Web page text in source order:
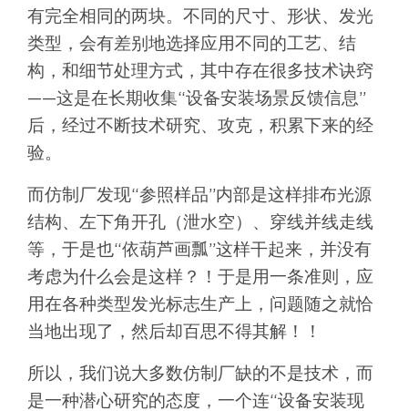
有完全相同的两块。不同的尺寸、形状、发光
类型，会有差别地选择应用不同的工艺、结
构，和细节处理方式，其中存在很多技术诀窍
——这是在长期收集“设备安装场景反馈信息”
后，经过不断技术研究、攻克，积累下来的经
验。
而仿制厂发现“参照样品”内部是这样排布光源
结构、左下角开孔（泄水空）、穿线并线走线
等，于是也“依葫芦画瓢”这样干起来，并没有
考虑为什么会是这样？！于是用一条准则，应
用在各种类型发光标志生产上，问题随之就恰
当地出现了，然后却百思不得其解！！
所以，我们说大多数仿制厂缺的不是技术，而
是一种潜心研究的态度，一个连“设备安装现